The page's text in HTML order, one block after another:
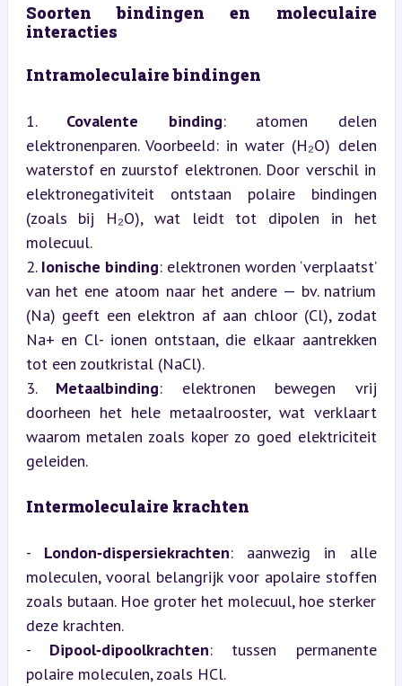
Soorten bindingen en moleculaire
interacties
Intramoleculaire bindingen
1. Covalente binding: atomen delen
elektronenparen. Voorbeeld: in water (H₂O) delen
waterstof en zuurstof elektronen. Door verschil in
elektronegativiteit ontstaan polaire bindingen
(zoals bij H₂O), wat leidt tot dipolen in het
molecuul.
2. Ionische binding: elektronen worden ‘verplaatst’
van het ene atoom naar het andere — bv. natrium
(Na) geeft een elektron af aan chloor (Cl), zodat
Na+ en Cl- ionen ontstaan, die elkaar aantrekken
tot een zoutkristal (NaCl).
3. Metaalbinding: elektronen bewegen vrij
doorheen het hele metaalrooster, wat verklaart
waarom metalen zoals koper zo goed elektriciteit
geleiden.
Intermoleculaire krachten
- London‑dispersiekrachten: aanwezig in alle
moleculen, vooral belangrijk voor apolaire stoffen
zoals butaan. Hoe groter het molecuul, hoe sterker
deze krachten.
- Dipool‑dipoolkrachten: tussen permanente
polaire moleculen, zoals HCl.